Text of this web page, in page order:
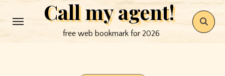
to
Call my agent!
free web bookmark for 2026